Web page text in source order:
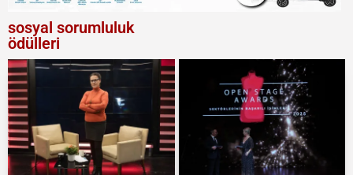
sosyal sorumluluk
ödülleri